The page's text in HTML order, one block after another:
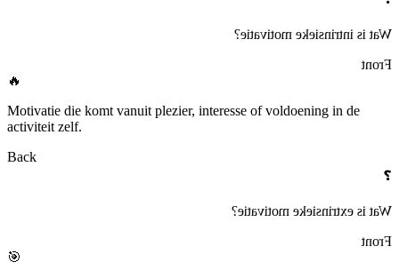
Wat is intrinsieke motivatie?
Front
🔥
Motivatie die komt vanuit plezier, interesse of voldoening in de
activiteit zelf.
Back
❓
Wat is extrinsieke motivatie?
Front
🎯